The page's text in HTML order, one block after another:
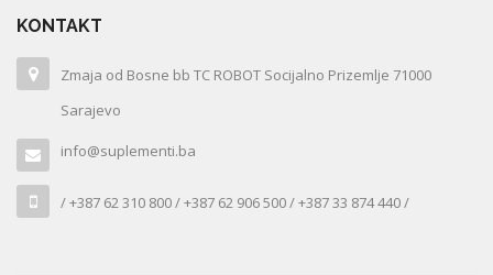
KONTAKT
Zmaja od Bosne bb TC ROBOT Socijalno Prizemlje 71000
Sarajevo
info@suplementi.ba
/ +387 62 310 800 / +387 62 906 500 / +387 33 874 440 /